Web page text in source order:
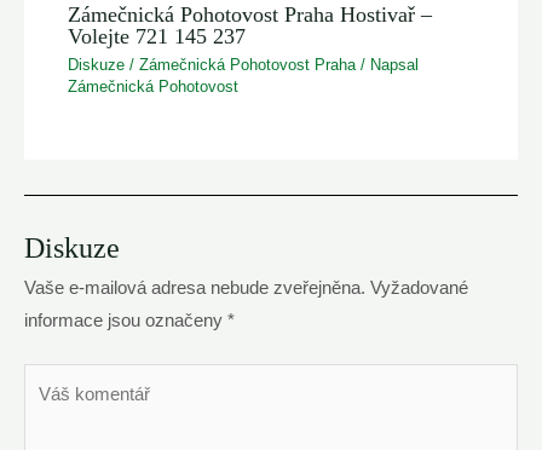
Zámečnická Pohotovost Praha Hostivař –
Volejte 721 145 237
Diskuze /Zámečnická Pohotovost Praha/ Napsal
Zámečnická Pohotovost
Diskuze
Vaše e-mailová adresa nebude zveřejněna. Vyžadované
informace jsou označeny *